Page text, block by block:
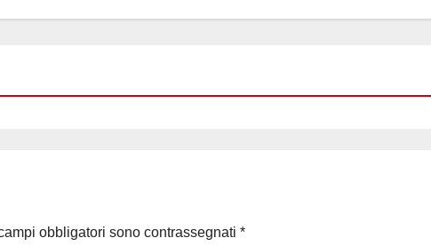
campi obbligatori sono contrassegnati *